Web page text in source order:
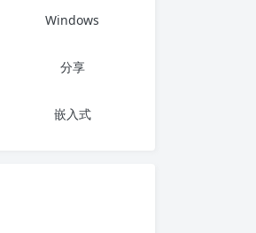
Windows
分享
嵌入式